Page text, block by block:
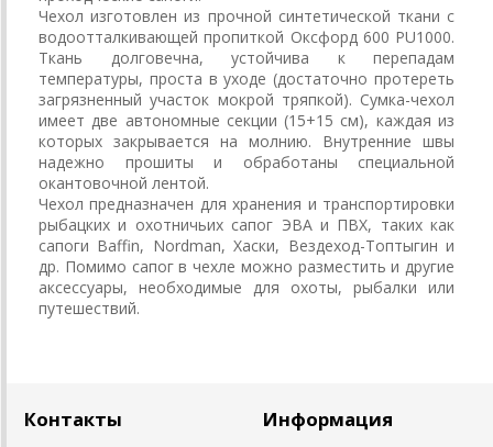
Чехол изготовлен из прочной синтетической ткани с
водоотталкивающей пропиткой Оксфорд 600 PU1000.
Ткань долговечна, устойчива к перепадам
температуры, проста в уходе (достаточно протереть
загрязненный участок мокрой тряпкой). Сумка-чехол
имеет две автономные секции (15+15 см), каждая из
которых закрывается на молнию. Внутренние швы
надежно прошиты и обработаны специальной
окантовочной лентой.
Чехол предназначен для хранения и транспортировки
рыбацких и охотничьих сапог ЭВА и ПВХ, таких как
сапоги Baffin, Nordman, Хаски, Вездеход-Топтыгин и
др. Помимо сапог в чехле можно разместить и другие
аксессуары, необходимые для охоты, рыбалки или
путешествий.
Контакты Информация